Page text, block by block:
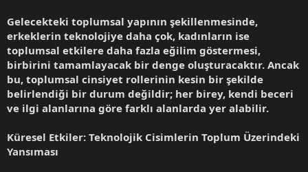
Gelecekteki toplumsal yapının şekillenmesinde,
erkeklerin teknolojiye daha çok, kadınların ise
toplumsal etkilere daha fazla eğilim göstermesi,
birbirini tamamlayacak bir denge oluşturacaktır. Ancak
bu, toplumsal cinsiyet rollerinin kesin bir şekilde
belirlendiği bir durum değildir; her birey, kendi beceri
ve ilgi alanlarına göre farklı alanlarda yer alabilir.
Küresel Etkiler: Teknolojik Cisimlerin Toplum Üzerindeki
Yansıması